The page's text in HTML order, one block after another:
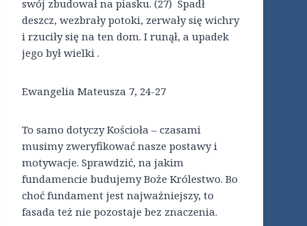
swój zbudował na piasku. (27) Spadł
deszcz, wezbrały potoki, zerwały się wichry
i rzuciły się na ten dom. I runął, a upadek
jego był wielki .
Ewangelia Mateusza 7, 24-27
To samo dotyczy Kościoła – czasami
musimy zweryfikować nasze postawy i
motywacje. Sprawdzić, na jakim
fundamencie budujemy Boże Królestwo. Bo
choć fundament jest najważniejszy, to
fasada też nie pozostaje bez znaczenia.